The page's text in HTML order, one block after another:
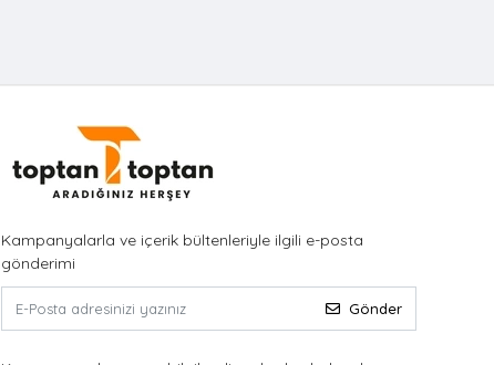
Kampanyalarla ve içerik bültenleriyle ilgili e-posta
gönderimi
Gönder